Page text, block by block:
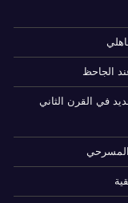
الجاحظ
في القرن الثاني
المسرحي